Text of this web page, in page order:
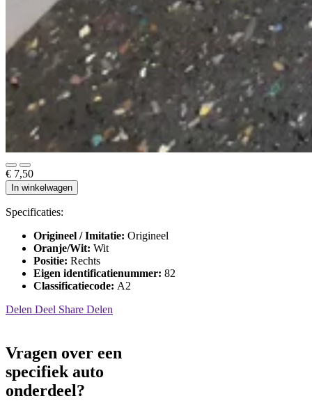
€ 7,50
In winkelwagen
Specificaties:
Origineel / Imitatie: Origineel
Oranje/Wit: Wit
Positie: Rechts
Eigen identificatienummer: 82
Classificatiecode: A2
Delen Deel Share Delen
Vragen over een
specifiek auto
onderdeel?